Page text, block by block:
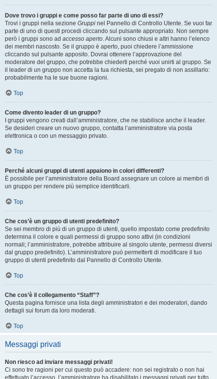
Dove trovo i gruppi e come posso far parte di uno di essi?
Trovi i gruppi nella sezione Gruppi nel Pannello di Controllo Utente. Se vuoi far
parte di uno di questi procedi cliccando sul pulsante appropriato. Non sempre
però i gruppi sono ad accesso aperto. Alcuni sono chiusi e altri hanno l’elenco
dei membri nascosto. Se il gruppo è aperto, puoi chiedere l’ammissione
cliccando sul pulsante apposito. Dovrai ottenere l’approvazione del
moderatore del gruppo, che potrebbe chiederti perché vuoi unirti al gruppo. Se
il leader di un gruppo non accetta la tua richiesta, sei pregato di non assillarlo:
probabilmente ha le sue buone ragioni.
Top
Come divento leader di un gruppo?
I gruppi vengono creati dall’amministratore, che ne stabilisce anche il leader.
Se desideri creare un nuovo gruppo, contatta l’amministratore via posta
elettronica o con un messaggio privato.
Top
Perché alcuni gruppi di utenti appaiono in colori differenti?
È possibile per l’amministratore della Board assegnare un colore ai membri di
un gruppo per rendere più semplice identificarli.
Top
Che cos’è un gruppo di utenti predefinito?
Se sei membro di più di un gruppo di utenti, quello impostato come predefinito
determina il colore e quali permessi di gruppo sono attivi (in condizioni
normali; l’amministratore, potrebbe attribuire al singolo utente, permessi diversi
dal gruppo predefinito). L’amministratore può permetterti di modificare il tuo
gruppo di utenti predefinito dal Pannello di Controllo Utente.
Top
Che cos’è il collegamento “Staff”?
Questa pagina fornisce una lista degli amministratori e dei moderatori, dando
dettagli sui forum da loro moderati.
Top
Messaggi privati
Non riesco ad inviare messaggi privati!
Ci sono tre ragioni per cui questo può accadere: non sei registrato o non hai
effettuato l’accesso, l’amministratore ha disabilitato i messaggi privati per tutto